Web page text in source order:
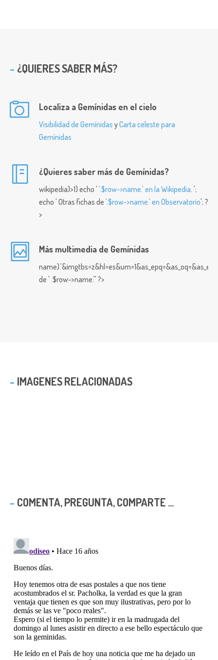
¿QUIERES SABER MÁS?
Localiza a Gemínidas en el cielo
Visibilidad de Gemínidas yCarta celeste para
Gemínidas
¿Quieres saber más de Gemínidas?
wikipedia)>1) echo ' '.$row->name.' en la Wikipedia. ';
echo ' Otras fichas de '.$row->name.' en Observatorio'; ?
>
Más multimedia de Gemínidas
de ' .$row->name.'' ?>
IMAGENES RELACIONADAS
COMENTA, PREGUNTA, COMPARTE ...